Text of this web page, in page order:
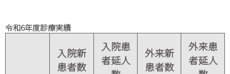
令和6年度診療実績
入院新
患者数
入院患
者延人
外来新
患者数
外来患
者延人